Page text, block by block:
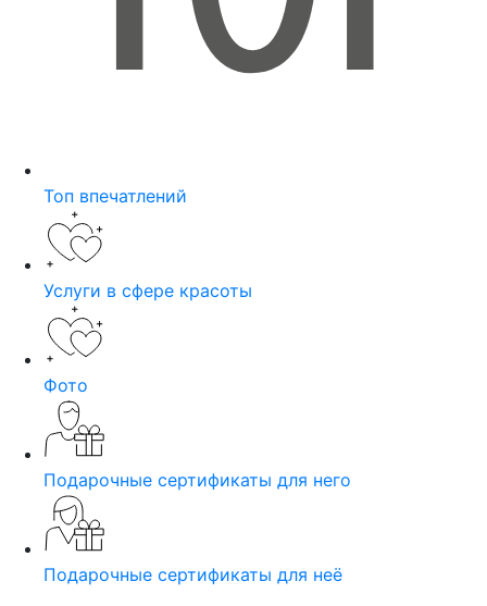
Топ впечатлений
Услуги в сфере красоты
Фото
Подарочные сертификаты для него
Подарочные сертификаты для неё